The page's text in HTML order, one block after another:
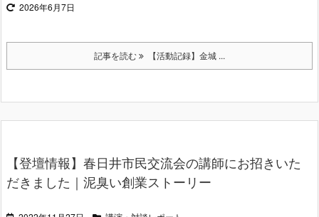
2026年6月7日
記事を読む 【活動記録】金城 ...
【登壇情報】春日井市民交流会の講師にお招きいた
だきました｜泥臭い創業ストーリー